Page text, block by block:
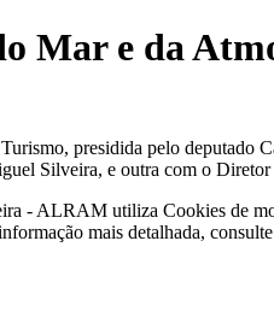
e da
presidida pelo
Silveira, e outra com o Diretor
- ALRAM utiliza Cookies de
mais detalhada, consulte